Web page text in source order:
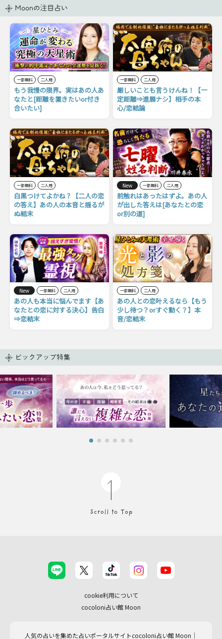
Moonの注目占い
一部無料 二人用
もう我慢の限界。実はあの人あ
なたと[距離を置きたいor付き
合いたい]
一部無料 二人用
厳しいことも言うけんね！【一
定距離⇒進展ナシ】相手の本
心/恋結論
一部無料 二人用
白黒つけてよかね？【二人の恋
の答え】あの人の本音と揺るが
ぬ結末
New 一部無料 二人用
前触れはあったはずよ。あの人
が出した答えは[あなたとの恋
or別の道]
New 一部無料 二人用
あの人も本当に悩んでます【あ
なたとの恋に対する決心】告白
⇒恋結末
一部無料 二人用
あの人との恋叶えるなら【もう
少し待つ？orすぐ動く？】本
音/恋結末
ピックアップ特集
cookie利用について
cocoloni占い館 Moon
人気の占いを集めた占いポータルサイトcocoloni占い館 Moon｜